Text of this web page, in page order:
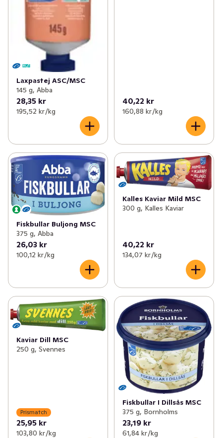
Laxpastej ASC/MSC
145 g, Abba
28,35 kr
195,52 kr /kg
40,22 kr
160,88 kr /kg
Fiskbullar Buljong MSC
375 g, Abba
26,03 kr
100,12 kr /kg
Kalles Kaviar Mild MSC
300 g, Kalles Kaviar
40,22 kr
134,07 kr /kg
Kaviar Dill MSC
250 g, Svennes
Prismatch
25,95 kr
103,80 kr /kg
Fiskbullar I Dillsås MSC
375 g, Bornholms
23,19 kr
61,84 kr /kg